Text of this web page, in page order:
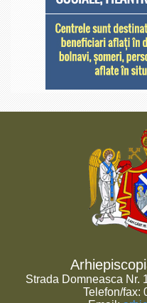
Strada Domneasca Nr.
Telefon/fax: